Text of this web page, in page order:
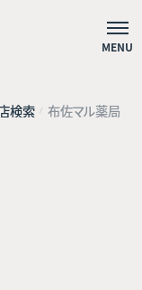
MENU
検索 布佐マル薬局